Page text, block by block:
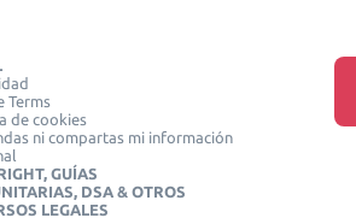
Terms
de cookies
ni compartas mi información
GUÍAS
DSA & OTROS
LEGALES